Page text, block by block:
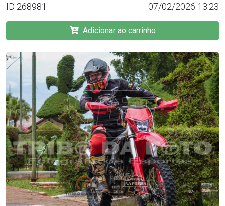
ID 268981 07/02/2026 13:23
Adicionar ao carrinho